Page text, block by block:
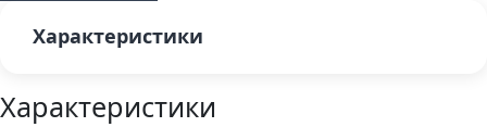
Характеристики
Характеристики